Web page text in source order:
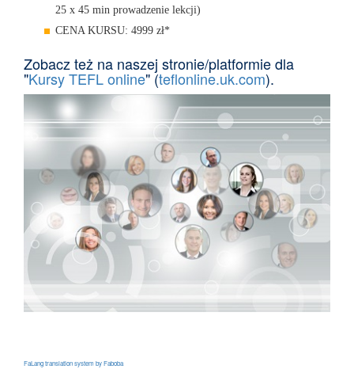
25 x 45 min prowadzenie lekcji)
CENA KURSU: 4999 zł*
Zobacz też na naszej stronie/platformie dla
"Kursy TEFL online" (teflonline.uk.com).
FaLang translation system by Faboba